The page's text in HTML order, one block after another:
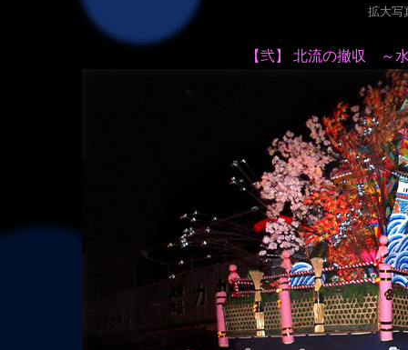
拡大写
【弐】 北流の撤収 ～